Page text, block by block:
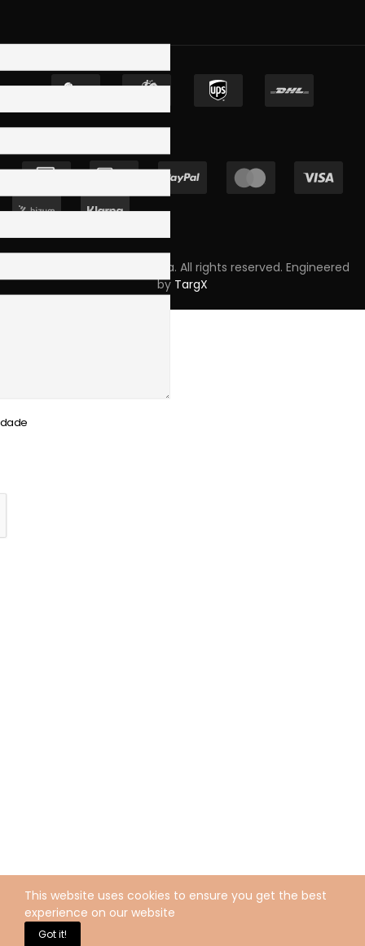
Copyright © 2023 Skpro, Lda. All rights reserved. Engineered
by TargX
This website uses cookies to ensure you get the best
experience on our website
Got it!